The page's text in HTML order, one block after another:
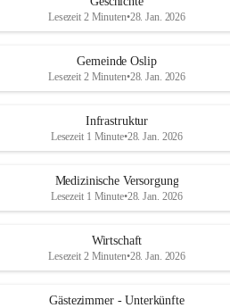
Lesezeit 2 Minuten•28. Jan. 2026
Gemeinde Oslip
Lesezeit 2 Minuten•28. Jan. 2026
Infrastruktur
Lesezeit 1 Minute•28. Jan. 2026
Medizinische Versorgung
Lesezeit 1 Minute•28. Jan. 2026
Wirtschaft
Lesezeit 2 Minuten•28. Jan. 2026
Gästezimmer - Unterkünfte